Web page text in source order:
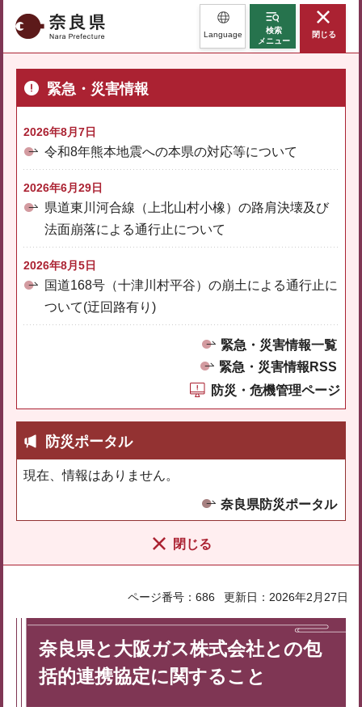
奈良県 Language
検索
メニュー
閉じる
緊急・災害情報
2026年8月7日
令和8年熊本地震への本県の対応等について
2026年6月29日
県道東川河合線（上北山村小橡）の路肩決壊及び
法面崩落による通行止について
2026年8月5日
国道168号（十津川村平谷）の崩土による通行止に
ついて(迂回路有り)
緊急・災害情報一覧
緊急・災害情報RSS
防災・危機管理ページ
防災ポータル
現在、情報はありません。
奈良県防災ポータル
閉じる
ページ番号：686 更新日：2026年2月27日
奈良県と大阪ガス株式会社との包
括的連携協定に関すること